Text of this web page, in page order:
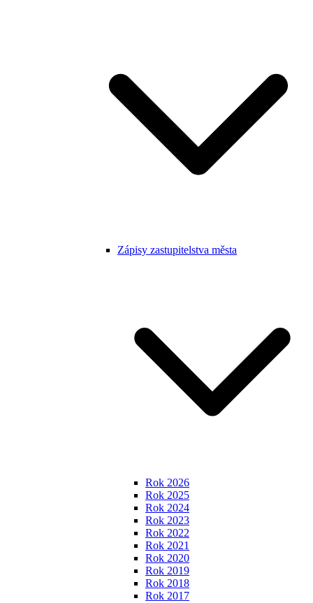
Zápisy zastupitelstva města
Rok 2026
Rok 2025
Rok 2024
Rok 2023
Rok 2022
Rok 2021
Rok 2020
Rok 2019
Rok 2018
Rok 2017